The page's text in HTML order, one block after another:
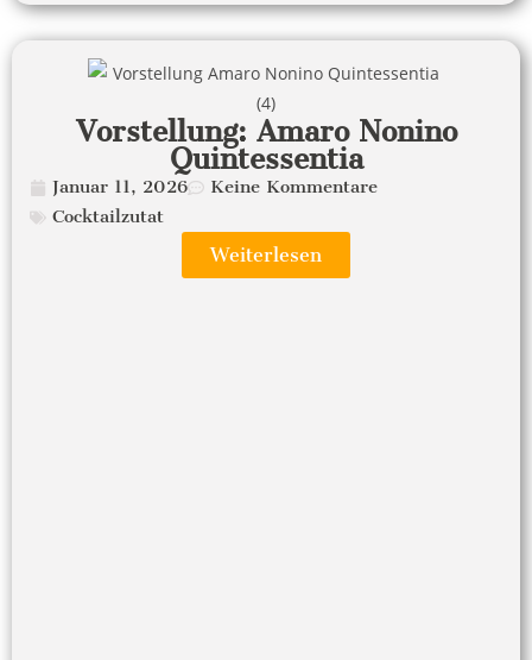
Vorstellung: Amaro Nonino
Quintessentia
Januar 11, 2026
Keine Kommentare
Cocktailzutat
Weiterlesen